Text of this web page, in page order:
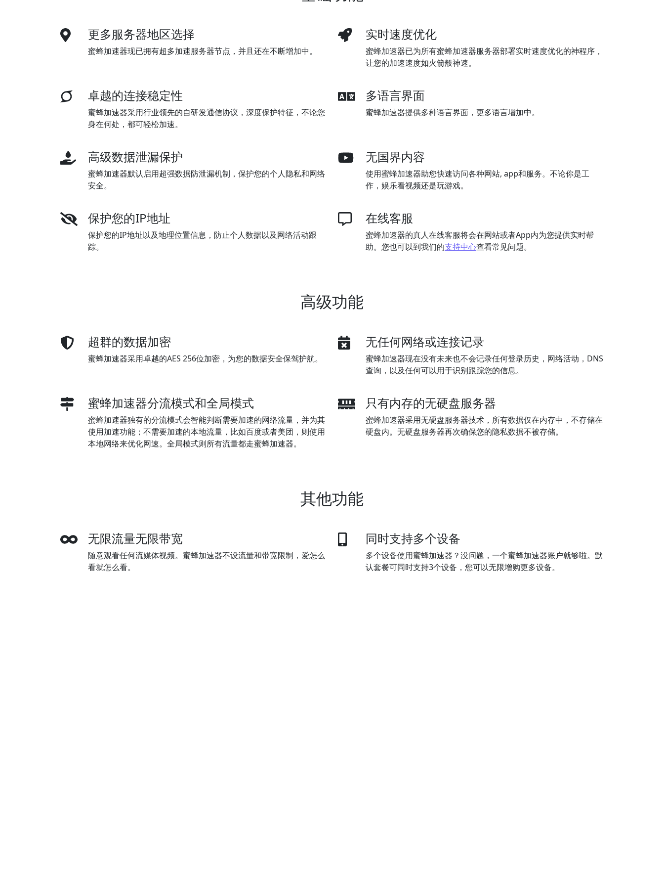
更多服务器地区选择
蜜蜂加速器现已拥有超多加速服务器节点，并且还在不断增加中。
实时速度优化
蜜蜂加速器已为所有蜜蜂加速器服务器部署实时速度优化的神程序，
让您的加速速度如火箭般神速。
卓越的连接稳定性
蜜蜂加速器采用行业领先的自研发通信协议，深度保护特征，不论您
身在何处，都可轻松加速。
多语言界面
蜜蜂加速器提供多种语言界面，更多语言增加中。
高级数据泄漏保护
蜜蜂加速器默认启用超强数据防泄漏机制，保护您的个人隐私和网络
安全。
无国界内容
使用蜜蜂加速器助您快速访问各种网站, app和服务。不论你是工
作，娱乐看视频还是玩游戏。
保护您的IP地址
保护您的IP地址以及地理位置信息，防止个人数据以及网络活动跟
踪。
在线客服
蜜蜂加速器的真人在线客服将会在网站或者App内为您提供实时帮
助。您也可以到我们的支持中心查看常见问题。
高级功能
超群的数据加密
蜜蜂加速器采用卓越的AES 256位加密，为您的数据安全保驾护航。
无任何网络或连接记录
蜜蜂加速器现在没有未来也不会记录任何登录历史，网络活动，DNS
查询，以及任何可以用于识别跟踪您的信息。
蜜蜂加速器分流模式和全局模式
蜜蜂加速器独有的分流模式会智能判断需要加速的网络流量，并为其
使用加速功能；不需要加速的本地流量，比如百度或者美团，则使用
本地网络来优化网速。全局模式则所有流量都走蜜蜂加速器。
只有内存的无硬盘服务器
蜜蜂加速器采用无硬盘服务器技术，所有数据仅在内存中，不存储在
硬盘内。无硬盘服务器再次确保您的隐私数据不被存储。
其他功能
无限流量无限带宽
随意观看任何流媒体视频。蜜蜂加速器不设流量和带宽限制，爱怎么
看就怎么看。
同时支持多个设备
多个设备使用蜜蜂加速器？没问题，一个蜜蜂加速器账户就够啦。默
认套餐可同时支持3个设备，您可以无限增购更多设备。